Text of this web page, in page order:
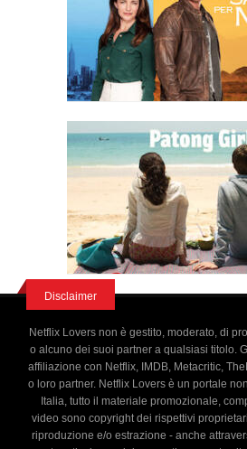
Disclaimer
Netflix Lovers non è gestito, moderato, di
o alcuno dei suoi partner a qualsiasi titolo.
affiliazione con Netflix, IMDB, Metacritic,
o loro partner. Netflix Lovers è un portale
Italia, tutto il materiale promozionale,
video sono copyright dei rispettivi
riproduzione e/o estrazione - anche